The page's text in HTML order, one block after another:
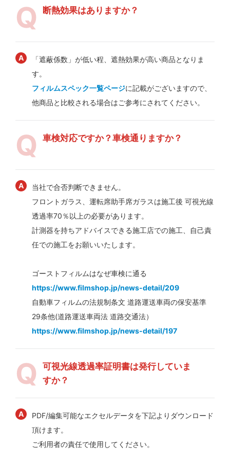
断熱効果はありますか？
「遮蔽係数」が低い程、遮熱効果が高い商品となりま
す。
フィルムスペック一覧ページに記載がございますので、
他商品と比較される場合はご参考にされてください。
車検対応ですか？車検通りますか？
当社で合否判断できません。
フロントガラス、運転席助手席ガラスは施工後 可視光線
透過率70％以上の必要があります。
計測器を持ちアドバイスできる施工店での施工、自己責
任での施工をお願いいたします。
ゴーストフィルムはなぜ車検に通る
https://www.filmshop.jp/news-detail/209
自動車フィルムの法規制条文 道路運送車両の保安基準
29条他(道路運送車両法 道路交通法）
https://www.filmshop.jp/news-detail/197
可視光線透過率証明書は発行していま
すか？
PDF/編集可能なエクセルデータを下記よりダウンロード
頂けます。
ご利用者の責任で使用してください。